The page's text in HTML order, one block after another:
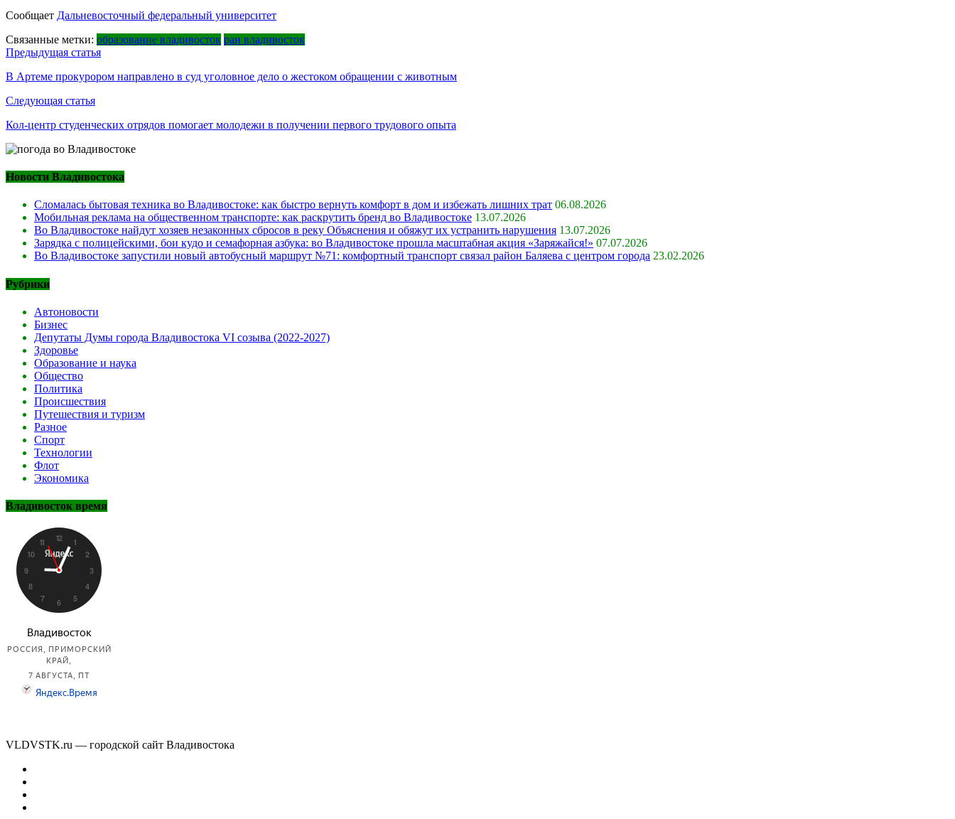
Сообщает Дальневосточный федеральный университет
Связанные метки: образование владивосток ран владивосток
Навигация
по
записям
Предыдущая статья
В Артеме прокурором направлено в суд уголовное дело о жестоком обращении с животным
Следующая статья
Кол-центр студенческих отрядов помогает молодежи в получении первого трудового опыта
Новости Владивостока
Сломалась бытовая техника во Владивостоке: как быстро вернуть комфорт в дом и избежать лишних трат 06.08.2026
Мобильная реклама на общественном транспорте: как раскрутить бренд во Владивостоке 13.07.2026
Во Владивостоке найдут хозяев незаконных сбросов в реку Объяснения и обяжут их устранить нарушения 13.07.2026
Зарядка с полицейскими, бои кудо и семафорная азбука: во Владивостоке прошла масштабная акция «Заряжайся!» 07.07.2026
Во Владивостоке запустили новый автобусный маршрут №71: комфортный транспорт связал район Баляева с центром города 23.02.2026
Рубрики
Автоновости
Бизнес
Депутаты Думы города Владивостока VI созыва (2022-2027)
Здоровье
Образование и наука
Общество
Политика
Происшествия
Путешествия и туризм
Разное
Спорт
Технологии
Флот
Экономика
Владивосток время
VLDVSTK.ru — городской сайт Владивостока